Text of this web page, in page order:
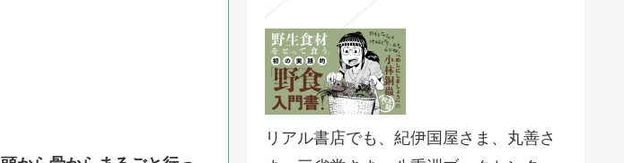
リアル書店でも、紀伊国屋さま、丸善さ